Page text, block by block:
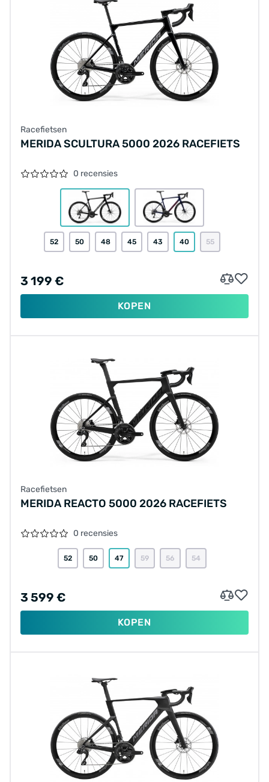
Racefietsen
MERIDA SCULTURA 5000 2026 RACEFIETS
0 recensies
52 50 48 45 43 40 55
3 199 €
KOPEN
Racefietsen
MERIDA REACTO 5000 2026 RACEFIETS
0 recensies
52 50 47 59 56 54
3 599 €
KOPEN